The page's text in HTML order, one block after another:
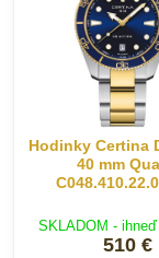
Hodinky Certina
40 mm
SKLADOM -
510 €